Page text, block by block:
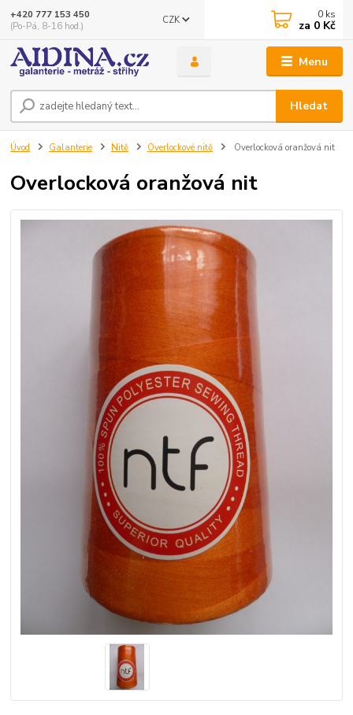
Menu
CZK
Hledat
+420 777 153 450
(Po-Pá, 8-16 hod.)
0 ks
za 0 Kč
Úvod Galanterie Nitě Overlockové nitě Overlocková oranžová nit
Overlocková oranžová nit